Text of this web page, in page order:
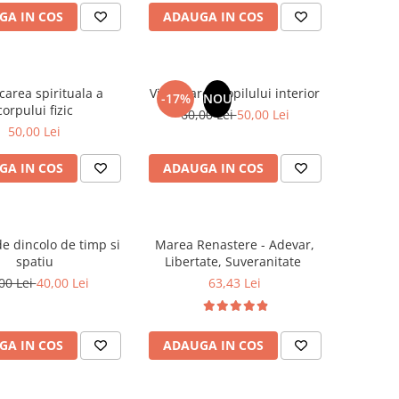
IN COS ADAUGA IN COS
spirituala a
fizic
50,00 Lei
IN COS
-17% NOU
Vindecarea copilului interior
60,00 Lei50,00 Lei
ADAUGA IN COS
dincolo de timp si
spatiu
Lei40,00 Lei
IN COS
Marea Renastere - Adevar,
Libertate, Suveranitate
63,43 Lei
ADAUGA IN COS